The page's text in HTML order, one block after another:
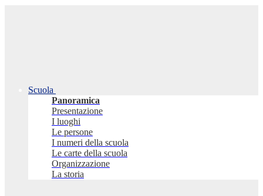
Scuola
Panoramica
Presentazione
I luoghi
Le persone
I numeri della scuola
Le carte della scuola
Organizzazione
La storia